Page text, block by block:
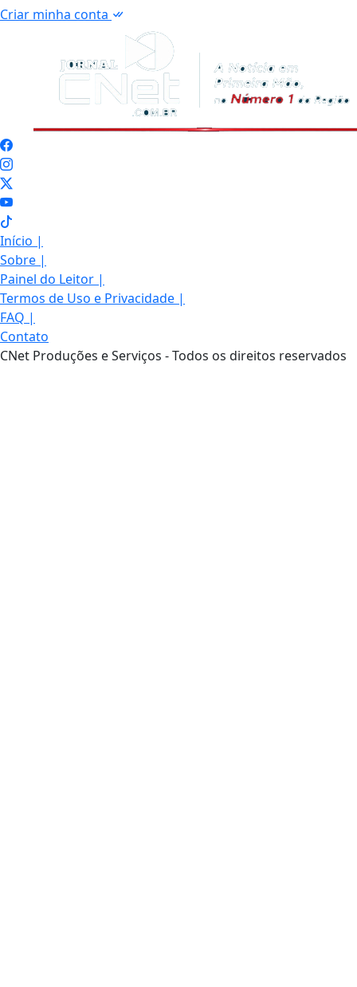
Criar minha conta
Início |
Sobre |
Painel do Leitor |
Termos de Uso e Privacidade |
FAQ |
Contato
CNet Produções e Serviços - Todos os direitos reservados